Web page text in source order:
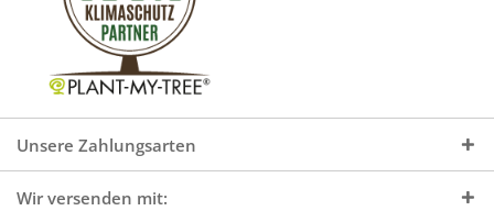
Unsere Zahlungsarten
Wir versenden mit: